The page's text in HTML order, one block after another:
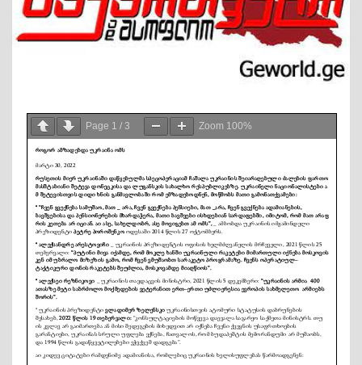
Page 1 / 3 Zoom 100%